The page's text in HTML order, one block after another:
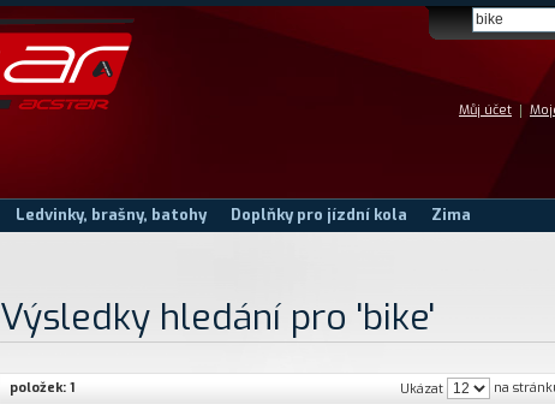
Můj účet
Ledvinky, brašny, batohy Doplňky pro jízdní kola Zima
Výsledky hledání pro 'bike'
položek: 1 Ukázat
na